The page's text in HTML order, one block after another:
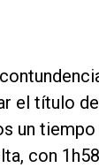
el título
tiempo
con